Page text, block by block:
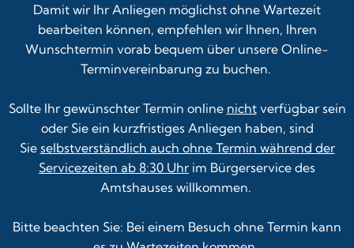
Damit wir Ihr Anliegen möglichst ohne Wartezeit
bearbeiten können, empfehlen wir Ihnen, Ihren
Wunschtermin vorab bequem über unsere Online-
Terminvereinbarung zu buchen.
Sollte Ihr gewünschter Termin online nichtverfügbar sein
oder Sie ein kurzfristiges Anliegen haben, sind
Sie selbstverständlich auch ohne Termin während der
Servicezeiten ab 8:30 Uhr im Bürgerservice des
Amtshauses willkommen.
Bitte beachten Sie: Bei einem Besuch ohne Termin kann